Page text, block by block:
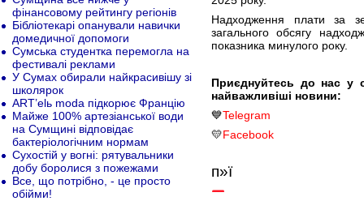
Надходження плати за
загального обсягу
показника минулого року.
Приєднуйтесь до нас у
найважливіші новини:
💙Telegram
💛Facebook
п»ї
фінансовому рейтингу регіонів
Бібліотекарі опанували навички
домедичної допомоги
Сумська студентка перемогла на
фестивалі реклами
У Сумах обирали найкрасивішу зі
школярок
ART’elь moda підкорює Францію
Майже 100% артезіанської води
на Сумщині відповідає
бактеріологічним нормам
Сухостій у вогні: рятувальники
добу боролися з пожежами
Все, що потрібно, - це просто
обійми!